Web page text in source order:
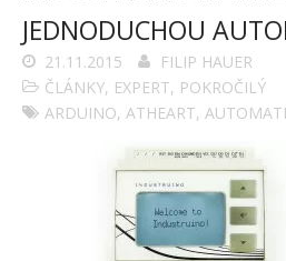
JEDNODUCHOU
21.11.2015
FILIP HAUER
ČLÁNKY, EXPERT, POKROČILÝ
ARDUINO, ATHEART,